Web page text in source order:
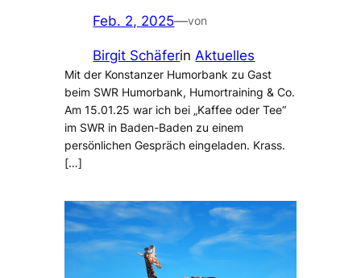
Feb. 2, 2025—von
Birgit Schäferin Aktuelles
Mit der Konstanzer Humorbank zu Gast
beim SWR Humorbank, Humortraining & Co.
Am 15.01.25 war ich bei „Kaffee oder Tee“
im SWR in Baden-Baden zu einem
persönlichen Gespräch eingeladen. Krass.
[…]